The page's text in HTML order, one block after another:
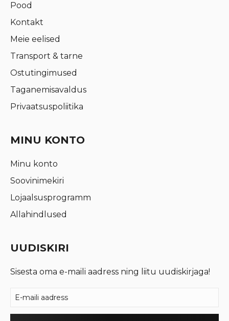
Pood
Kontakt
Meie eelised
Transport & tarne
Ostutingimused
Taganemisavaldus
Privaatsuspoliitika
MINU KONTO
Minu konto
Soovinimekiri
Lojaalsusprogramm
Allahindlused
UUDISKIRI
Sisesta oma e-maili aadress ning liitu uudiskirjaga!